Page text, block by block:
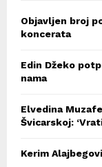
Objavljen broj
koncerata
Edin Džeko
nama
Elvedina
Švicarskoj:
Kerim